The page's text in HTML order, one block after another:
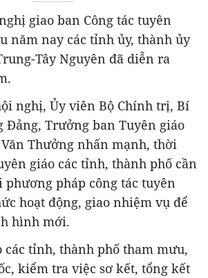
giao ban Công tác tuyên
năm nay các tỉnh ủy, thành ủy
Tây Nguyên đã diễn ra
nghị, Ủy viên Bộ Chính trị, Bí
Đảng, Trưởng ban Tuyên giáo
Thưởng nhấn mạnh, thời
giáo các tỉnh, thành phố cần
pháp công tác tuyên
hoạt động, giao nhiệm vụ để
hình mới.
các tỉnh, thành phố tham mưu,
kiểm tra việc sơ kết, tổng kết